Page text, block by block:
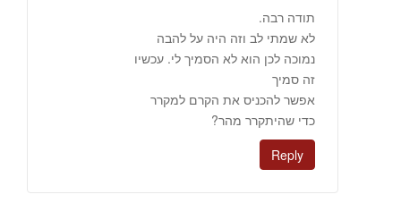
תודה רבה.
לא שמתי לב וזה היה על להבה
נמוכה לכן הוא לא הסמיך לי. עכשיו
זה סמיך
אפשר להכניס את הקרם למקרר
כדי שהיתקרר מהר?
Reply